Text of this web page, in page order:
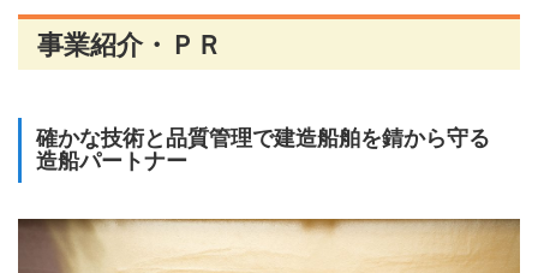
事業紹介・ＰＲ
確かな技術と品質管理で建造船舶を錆から守る
造船パートナー